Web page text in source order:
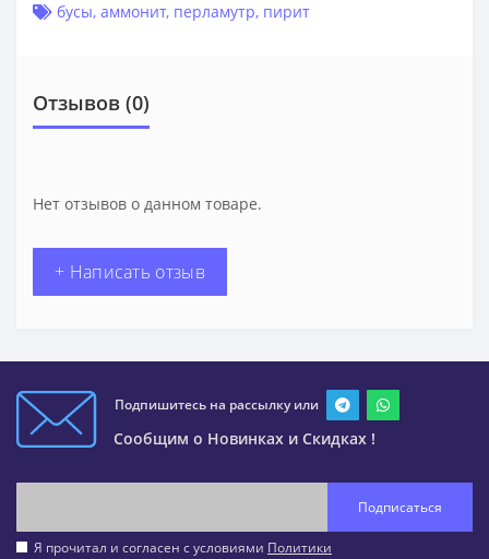
бусы, аммонит, перламутр, пирит
Отзывов (0)
Нет отзывов о данном товаре.
+ Написать отзыв
Подпишитесь на рассылку или
Сообщим о Новинках и Скидках !
Подписаться
Я прочитал и согласен с условиями Политики